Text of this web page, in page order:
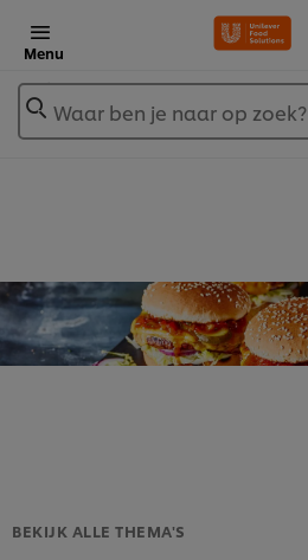
Menu
Waar ben je naar op zoek?
BEKIJK ALLE THEMA'S